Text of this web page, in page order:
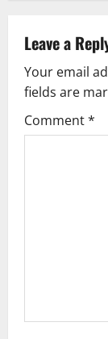
v
i
g
Leave a
Your email
fields are
Comment*